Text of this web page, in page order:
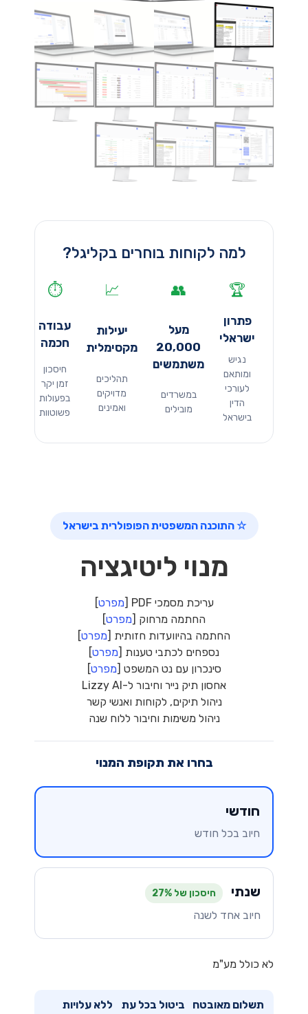
למה לקוחות בוחרים בקליגל?
🏆
פתרון
ישראלי
נגיש
ומותאם
לעורכי
הדין
בישראל
👥
מעל
20,000
משתמשים
במשרדים
מובילים
📈
יעילות
מקסימלית
תהליכים
מדויקים
ואמינים
⏱️
עבודה
חכמה
חיסכון
זמן יקר
בפעולות
פשוטוות
☆ התוכנה המשפטית הפופולרית בישראל
מנוי ליטיגציה
עריכת מסמכי PDF [ מפרט
החתמה מרחוק [ מפרט
החתמה בהיוועדות חזותית [ מפרט
נספחים לכתבי טענות [ מפרט
סינכרון עם נט המשפט [מפרט
אחסון תיק נייר וחיבור ל-Lizzy AI
ניהול תיקים, לקוחות ואנשי קשר
ניהול משימות וחיבור ללוח שנה
בחרו את תקופת המנוי
חודשי
חיוב בכל חודש
שנתי חיסכון של 27%
חיוב אחד לשנה
לא כולל מע"מ
תשלום מאובטח ביטול בכל עת
ללא עלויות